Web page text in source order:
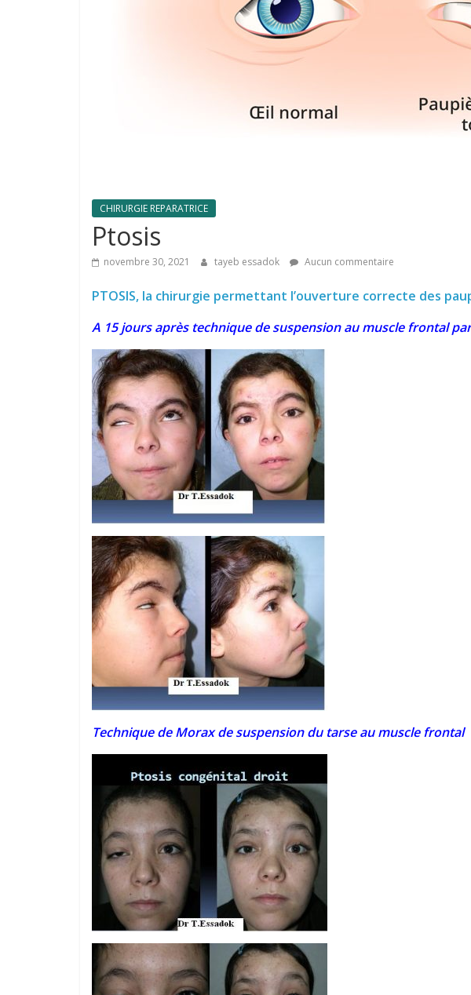
CHIRURGIE REPARATRICE
Ptosis
novembre 30, 2021 tayeb essadok Aucun commentaire
PTOSIS, la chirurgie permettant l’ouverture correcte des
A 15 jours après technique de suspension au muscle frontal
Technique de Morax de suspension du tarse au muscle frontal